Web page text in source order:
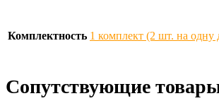
Комплектность 1 комплект (2 шт. на одну
Сопутствующие